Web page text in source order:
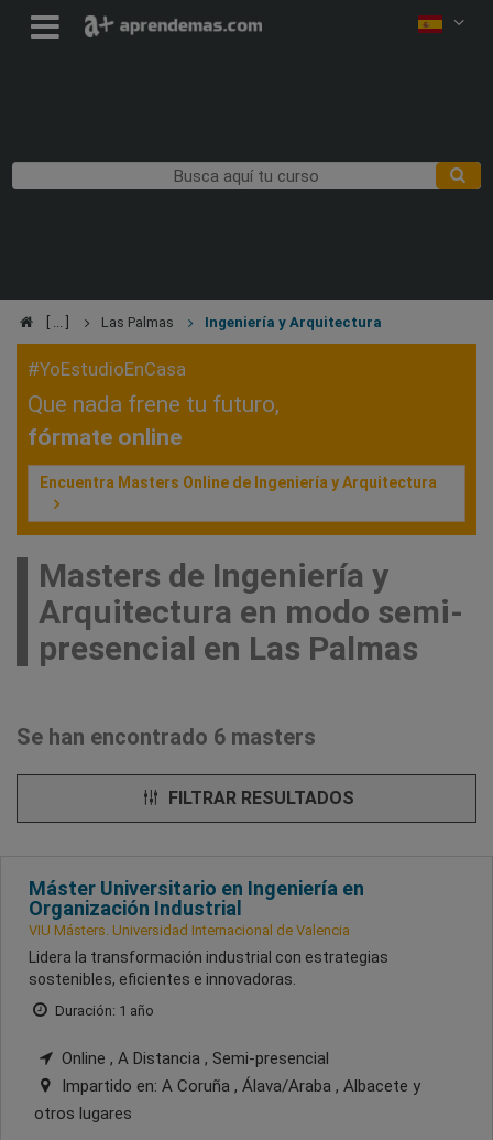
Las Palmas Ingeniería y Arquitectura
#YoEstudioEnCasa
Que nada frene tu futuro,
fórmate online
Encuentra Masters Online de Ingeniería y Arquitectura
Masters de Ingeniería y
Arquitectura en modo semi-
presencial en Las Palmas
Se han encontrado 6 masters
FILTRAR RESULTADOS
Máster Universitario en Ingeniería en
Organización Industrial
VIU Másters. Universidad Internacional de Valencia
Lidera la transformación industrial con estrategias
sostenibles, eficientes e innovadoras.
Duración: 1 año
Online , A Distancia , Semi-presencial
Impartido en: A Coruña , Álava/Araba , Albacete y
otros lugares